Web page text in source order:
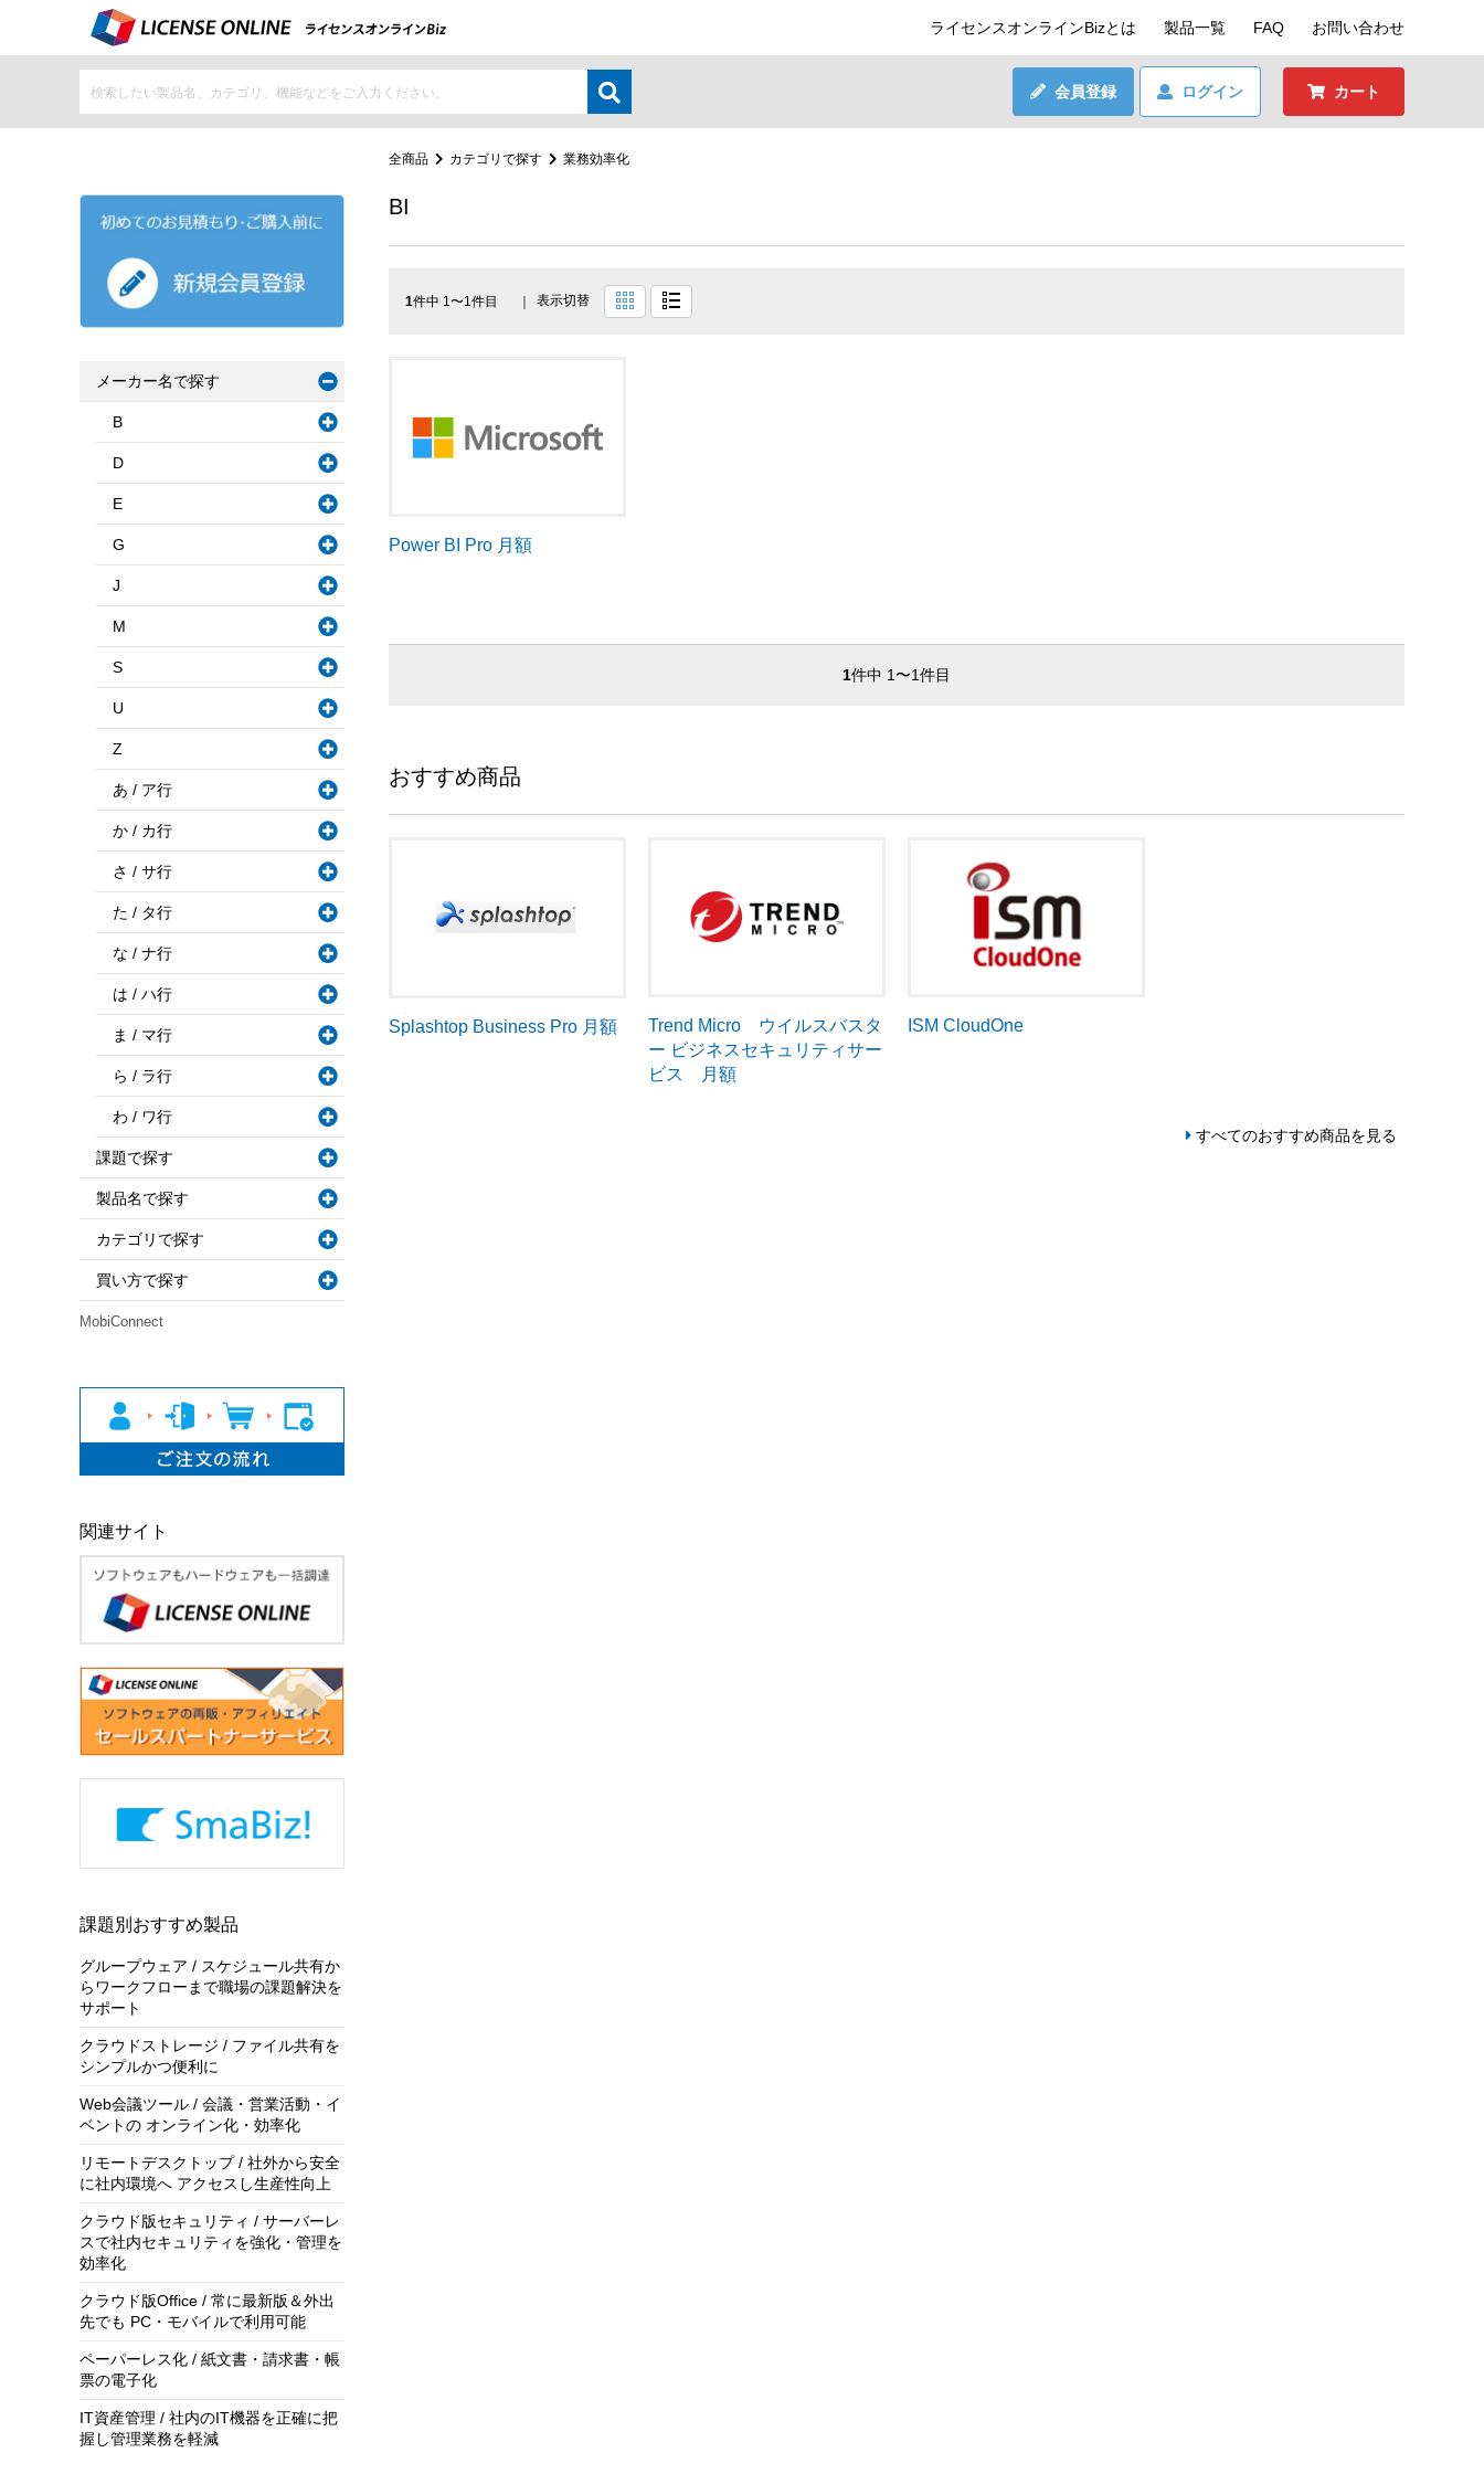
ライセンスオンラインBizとは 製品一覧 FAQ お問い合わせ
会員登録 ログイン カート
全商品 カテゴリで探す 業務効率化
BI
1件中 1〜1件目 表示切替
Power BI Pro 月額
1件中 1〜1件目
おすすめ商品
Splashtop Business Pro 月額
Trend Micro ウイルスバスタ
ー ビジネスセキュリティサー
ビス 月額
ISM CloudOne
すべてのおすすめ商品を見る
メーカー名で探す
B
D
E
G
J
M
S
U
Z
あ / ア行
か / カ行
さ / サ行
た / タ行
な / ナ行
は / ハ行
ま / マ行
ら / ラ行
わ / ワ行
課題で探す
製品名で探す
カテゴリで探す
買い方で探す
MobiConnect
関連サイト
課題別おすすめ製品
グループウェア / スケジュール共有か
らワークフローまで職場の課題解決を
サポート
クラウドストレージ / ファイル共有を
シンプルかつ便利に
Web会議ツール / 会議・営業活動・イ
ベントの オンライン化・効率化
リモートデスクトップ / 社外から安全
に社内環境へ アクセスし生産性向上
クラウド版セキュリティ / サーバーレ
スで社内セキュリティを強化・管理を
効率化
クラウド版Office / 常に最新版＆外出
先でも PC・モバイルで利用可能
ペーパーレス化 / 紙文書・請求書・帳
票の電子化
IT資産管理 / 社内のIT機器を正確に把
握し管理業務を軽減